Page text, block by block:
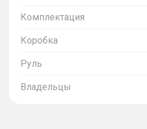
Комплектация
Коробка
Руль
Владельцы